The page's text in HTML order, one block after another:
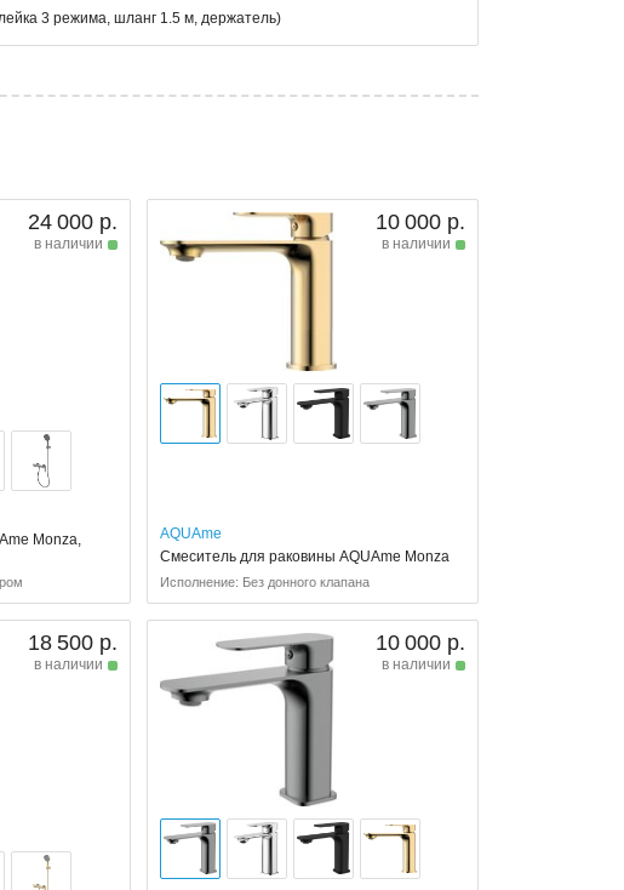
3 режима, шланг 1.5 м, держатель)
24 000 р.
в наличии
Monza,
10 000 р.
в наличии
AQUAme
Смеситель для раковины AQUAme Monza
Исполнение: Без донного клапана
18 500 р.
в наличии
10 000 р.
в наличии